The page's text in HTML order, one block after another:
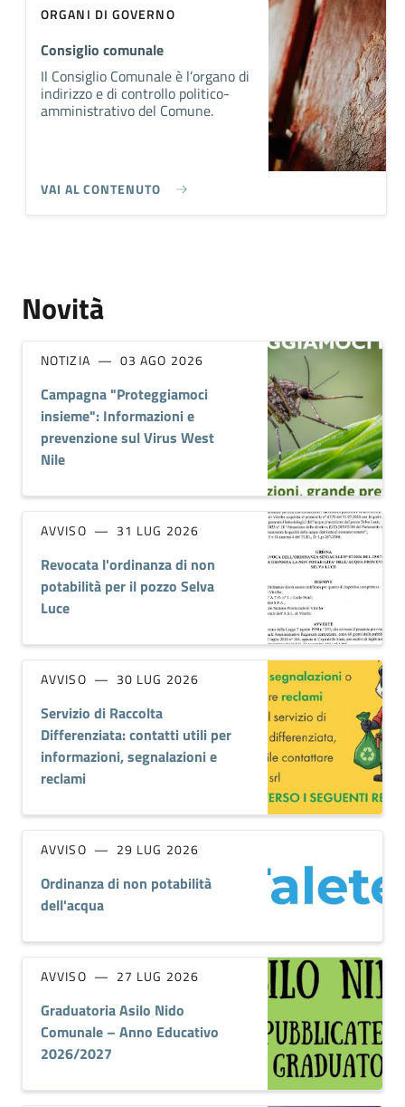
ORGANI DI GOVERNO
Consiglio comunale
Il Consiglio Comunale è l’organo di
indirizzo e di controllo politico-
amministrativo del Comune.
VAI AL CONTENUTO
Novità
NOTIZIA 03 AGO 2026
Campagna "Proteggiamoci
insieme": Informazioni e
prevenzione sul Virus West
Nile
AVVISO 31 LUG 2026
Revocata l'ordinanza di non
potabilità per il pozzo Selva
Luce
AVVISO 30 LUG 2026
Servizio di Raccolta
Differenziata: contatti utili per
informazioni, segnalazioni e
reclami
AVVISO 29 LUG 2026
Ordinanza di non potabilità
dell'acqua
AVVISO 27 LUG 2026
Graduatoria Asilo Nido
Comunale – Anno Educativo
2026/2027